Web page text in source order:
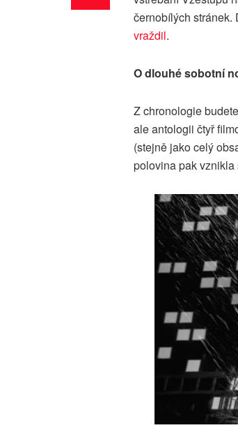
černobílých stránek.
vraždil.
O dlouhé sobotní
Z chronologie
ale antologii čtyř
(stejně jako celý
polovina pak